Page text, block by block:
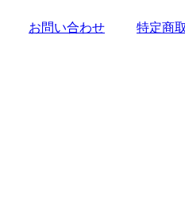
お問い合わせ 特定商